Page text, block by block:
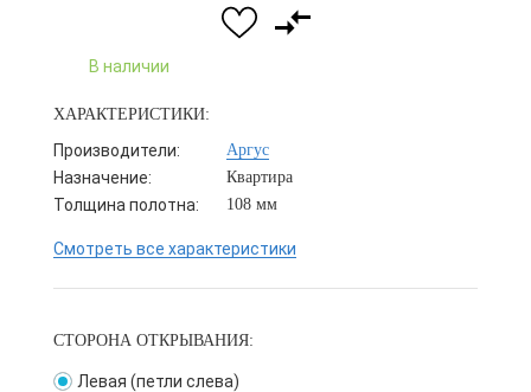
В наличии
ХАРАКТЕРИСТИКИ:
Производители: Аргус
Назначение: Квартира
Толщина полотна: 108 мм
Смотреть все характеристики
СТОРОНА ОТКРЫВАНИЯ:
Левая (петли слева)